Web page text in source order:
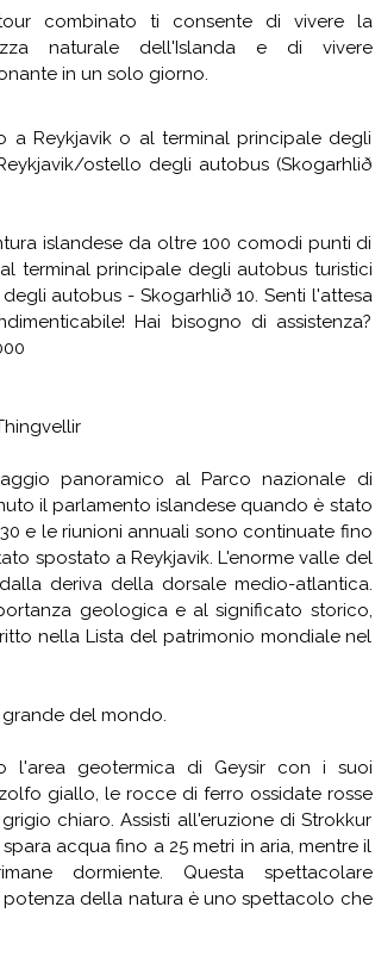
combinato ti consente di vivere la
naturale dell'Islanda e di vivere
in un solo giorno.
a Reykjavik o al terminal principale degli
ostello degli autobus (Skogarhlið
islandese da oltre 100 comodi punti di
terminal principale degli autobus turistici
autobus - Skogarhlið 10. Senti l'attesa
Hai bisogno di assistenza?
panoramico al Parco nazionale di
il parlamento islandese quando è stato
e le riunioni annuali sono continuate fino
spostato a Reykjavik. L'enorme valle del
deriva della dorsale medio-atlantica.
geologica e al significato storico,
nella Lista del patrimonio mondiale nel
grande del mondo.
l'area geotermica di Geysir con i suoi
giallo, le rocce di ferro ossidate rosse
chiaro. Assisti all'eruzione di Strokkur
acqua fino a 25 metri in aria, mentre il
dormiente. Questa spettacolare
della natura è uno spettacolo che